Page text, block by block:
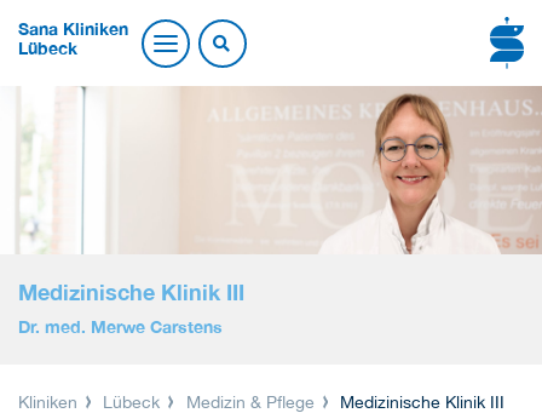
Sana Kliniken
Lübeck
Medizinische Klinik III
Dr. med. Merwe Carstens
Kliniken Lübeck Medizin & Pflege Medizinische Klinik III